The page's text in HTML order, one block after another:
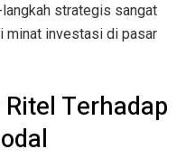
strategis sangat
minat investasi di pasar
Terhadap